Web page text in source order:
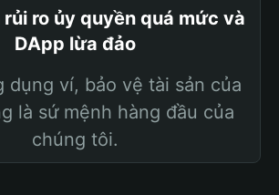
rủi ro ủy quyền quá mức và
DApp lừa đảo
dụng ví, bảo vệ tài sản của
là sứ mệnh hàng đầu của
chúng tôi.